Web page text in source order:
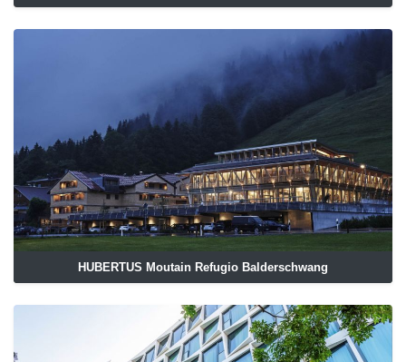
HUBERTUS Moutain Refugio Balderschwang